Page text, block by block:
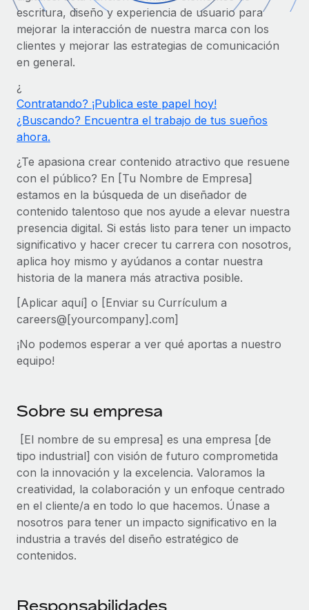
Contractor Management
PEO
INFRAESTRUCTURA
Integra los RR. HH. en tus flujos de trabajo sin
complicaciones.
Plataforma
Funciones esenciales de RR. HH. integradas para tu
equipo.
Conectar Nuevo
mediante nuestro MCP.
Optimiza los procesos con herramientas empresariales
SERVICIOS
Pregunta a un experto
Obtén ayuda de gente experta en RR. HH. globales
y cumplimiento normativo.
Comprobaciones de antecedentes
Simplifica los procesos de cribado de candidatos.
Cumplimiento normativo
Compáranos con otras empresas.
ETAPAS DE CRECIMIENTO
empresas en crecimiento.
Amplía tu equipo con soluciones de RR. HH.
personalizadas.
Empresa
RR. HH. globales para grandes empresas.
ASOCIARSE
Socios tecnológicos estratégicos
Integra la gestión de los RR. HH. globales en tu
plataforma de forma flexible.
Asociarse
Descubre oportunidades de colaborar con nosotros.
Consultoría de integraciones y automatización con IA.
CASOS PRÁCTICOS
Calculadora de pagos a autónomos
Descubre opciones de divisas y tiempos de pago para
autónomos globales.
APRENDIZAJE CON REMOTE
Guías y recursos
Casos prácticos
Glosario de RR. HH.
Listas de verificación y plantillas
Biblioteca de descripciones de puestos
Webinarios
Eventos
Sala de prensa
Información sobre salarios y talento
Obtén ayuda
Consulta todos los recursos
BLOG
Nómina global
EOR y PEO
Contractor Management
Nederlands
Français
Deutsch
Español
Italiano
Português (Portugal)
日本語
한국어
Iniciar sesión
escritura, diseño y experiencia de usuario para
mejorar la interacción de nuestra marca con los
clientes y mejorar las estrategias de comunicación
en general.
¿
Contratando? ¡Publica este papel hoy!
¿Buscando? Encuentra el trabajo de tus sueños
ahora.
¿Te apasiona crear contenido atractivo que resuene
con el público? En [Tu Nombre de Empresa]
estamos en la búsqueda de un diseñador de
contenido talentoso que nos ayude a elevar nuestra
presencia digital. Si estás listo para tener un impacto
significativo y hacer crecer tu carrera con nosotros,
aplica hoy mismo y ayúdanos a contar nuestra
historia de la manera más atractiva posible.
[Aplicar aquí] o [Enviar su Currículum a
careers@[yourcompany].com]
¡No podemos esperar a ver qué aportas a nuestro
equipo!
Sobre su empresa
[El nombre de su empresa] es una empresa [de
tipo industrial] con visión de futuro comprometida
con la innovación y la excelencia. Valoramos la
creatividad, la colaboración y un enfoque centrado
en el cliente/a en todo lo que hacemos. Únase a
nosotros para tener un impacto significativo en la
industria a través del diseño estratégico de
contenidos.
Responsabilidades